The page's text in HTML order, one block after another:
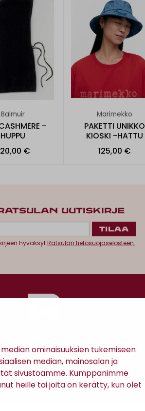
ominaisuuksien tukemiseen
median, mainosalan ja
sivustoamme. Kumppanimme
heille tai joita on kerätty, kun olet
Balmuir
-
HUPPU
€
Marimekko
PAKETTI UNIKKO
KIOSKI -HATTU
125,00 €
UUTISKIRJE
hyväksytRatsulan tietosuojaselosteen.
Antinkatu 17, 28100 Pori